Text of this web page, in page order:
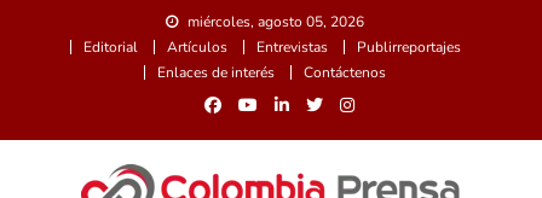
miércoles, agosto 05, 2026
Editorial
Artículos Entrevistas
Publirreportajes
Enlaces de interés
Contáctenos